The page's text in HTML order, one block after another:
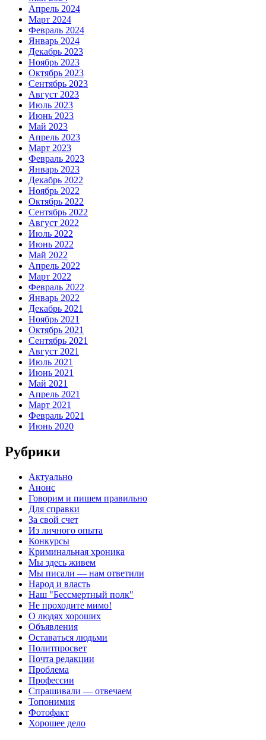
Апрель 2024
Март 2024
Февраль 2024
Январь 2024
Декабрь 2023
Ноябрь 2023
Октябрь 2023
Сентябрь 2023
Август 2023
Июль 2023
Июнь 2023
Май 2023
Апрель 2023
Март 2023
Февраль 2023
Январь 2023
Декабрь 2022
Ноябрь 2022
Октябрь 2022
Сентябрь 2022
Август 2022
Июль 2022
Июнь 2022
Май 2022
Апрель 2022
Март 2022
Февраль 2022
Январь 2022
Декабрь 2021
Ноябрь 2021
Октябрь 2021
Сентябрь 2021
Август 2021
Июль 2021
Июнь 2021
Май 2021
Апрель 2021
Март 2021
Февраль 2021
Июнь 2020
Рубрики
Актуально
Анонс
Говорим и пишем правильно
Для справки
За свой счет
Из личного опыта
Конкурсы
Криминальная хроника
Мы здесь живем
Мы писали — нам ответили
Народ и власть
Наш "Бессмертный полк"
Не проходите мимо!
О людях хороших
Объявления
Оставаться людьми
Политпросвет
Почта редакции
Проблема
Профессии
Спрашивали — отвечаем
Топонимия
Фотофакт
Хорошее дело